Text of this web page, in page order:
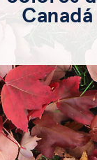
Canadá